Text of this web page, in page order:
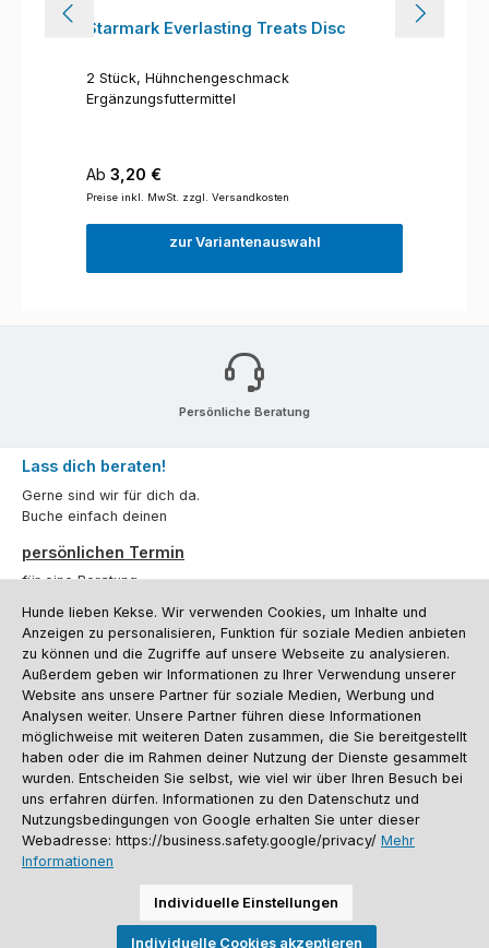
Starmark Everlasting Treats Disc
2 Stück, Hühnchengeschmack
Ergänzungsfuttermittel
Regulärer Preis:
Ab 3,20 €
Preise inkl. MwSt. zzgl. Versandkosten
zur Variantenauswahl
Persönliche Beratung
Lass dich beraten!
Gerne sind wir für dich da.
Buche einfach deinen
persönlichen Termin
für eine Beratung.
Oder über unserKontaktformular.
Vertrag widerrufen
Kundenservice
Informationen
Social Media und Kontakt
Versandinformationen
Batterieentsorgung
Warenrücksendung Sporthund Katalog
Alle Preise inkl. gesetzl. Mehrwertsteuer zzgl.Versandkosten
anders angegeben. Preise vor dem Login werden in Euro (DE) angezeigt.
Hunde lieben Kekse. Wir verwenden Cookies, um Inhalte und
Anzeigen zu personalisieren, Funktion für soziale Medien anbieten
zu können und die Zugriffe auf unsere Webseite zu analysieren.
Außerdem geben wir Informationen zu Ihrer Verwendung unserer
Website ans unsere Partner für soziale Medien, Werbung und
Analysen weiter. Unsere Partner führen diese Informationen
möglichweise mit weiteren Daten zusammen, die Sie bereitgestellt
haben oder die im Rahmen deiner Nutzung der Dienste gesammelt
wurden. Entscheiden Sie selbst, wie viel wir über Ihren Besuch bei
uns erfahren dürfen. Informationen zu den Datenschutz und
Nutzungsbedingungen von Google erhalten Sie unter dieser
Webadresse: https://business.safety.google/privacy/ Mehr
Informationen
Individuelle Einstellungen
Individuelle Cookies akzeptieren